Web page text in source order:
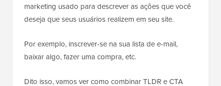
marketing usado para descrever as ações que você
deseja que seus usuários realizem em seu site.
Por exemplo, inscrever-se na sua lista de e-mail,
baixar algo, fazer uma compra, etc.
Dito isso, vamos ver como combinar TLDR e CTA